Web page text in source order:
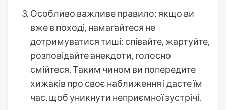
Особливо важливе правило: якщо ви
вже в поході, намагайтеся не
дотримуватися тиші: співайте, жартуйте,
розповідайте анекдоти, голосно
смійтеся. Таким чином ви попередите
хижаків про своє наближення і дасте їм
час, щоб уникнути неприємної зустрічі.